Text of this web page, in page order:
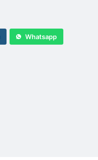
Whatsapp